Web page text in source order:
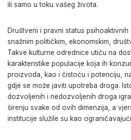
ili samo u toku vašeg života.
Društveni i pravni status
snažnim političkim, ekonomskim,
Takve kulturne odrednice utiču na
karakteristike populacije koja ih
proizvoda, kao i čistoću i potenciju,
gdje se može javiti upotreba droga.
dozvoljenih i nedozvoljenih droga
širenju svake od ovih dimenzija, a
institucije služile su kao